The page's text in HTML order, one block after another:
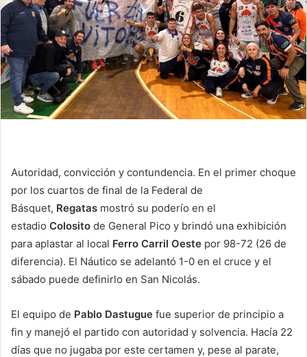
Autoridad, convicción y contundencia. En el primer choque
por los cuartos de final de la Federal de
Básquet, Regatas mostró su poderío en el
estadio Colosito de General Pico y brindó una exhibición
para aplastar al local Ferro Carril Oeste por 98-72 (26 de
diferencia). El Náutico se adelantó 1-0 en el cruce y el
sábado puede definirlo en San Nicolás.
El equipo de Pablo Dastugue fue superior de principio a
fin y manejó el partido con autoridad y solvencia. Hacía 22
días que no jugaba por este certamen y, pese al parate,